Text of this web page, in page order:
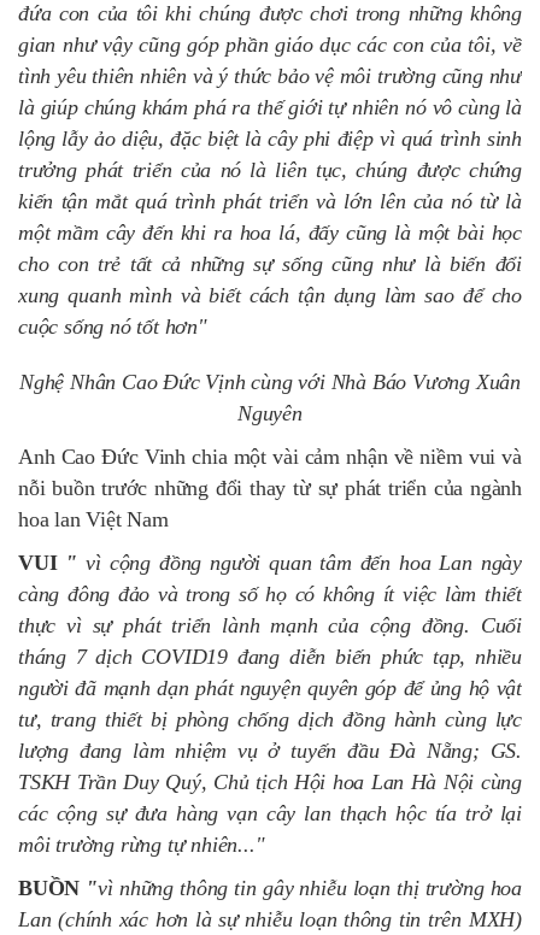
đứa con của tôi khi chúng được chơi trong những không
gian như vậy cũng góp phần giáo dục các con của tôi, về
tình yêu thiên nhiên và ý thức bảo vệ môi trường cũng như
là giúp chúng khám phá ra thế giới tự nhiên nó vô cùng là
lộng lẫy ảo diệu, đặc biệt là cây phi điệp vì quá trình sinh
trưởng phát triển của nó là liên tục, chúng được chứng
kiến tận mắt quá trình phát triển và lớn lên của nó từ là
một mầm cây đến khi ra hoa lá, đấy cũng là một bài học
cho con trẻ tất cả những sự sống cũng như là biến đổi
xung quanh mình và biết cách tận dụng làm sao để cho
cuộc sống nó tốt hơn"
Nghệ Nhân Cao Đức Vịnh cùng với Nhà Báo Vương Xuân
Nguyên
Anh Cao Đức Vinh chia một vài cảm nhận về niềm vui và
nỗi buồn trước những đổi thay từ sự phát triển của ngành
hoa lan Việt Nam
VUI " vì cộng đồng người quan tâm đến hoa Lan ngày
càng đông đảo và trong số họ có không ít việc làm thiết
thực vì sự phát triển lành mạnh của cộng đồng. Cuối
tháng 7 dịch COVID19 đang diễn biến phức tạp, nhiều
người đã mạnh dạn phát nguyện quyên góp để ủng hộ vật
tư, trang thiết bị phòng chống dịch đồng hành cùng lực
lượng đang làm nhiệm vụ ở tuyến đầu Đà Nẵng; GS.
TSKH Trần Duy Quý, Chủ tịch Hội hoa Lan Hà Nội cùng
các cộng sự đưa hàng vạn cây lan thạch hộc tía trở lại
môi trường rừng tự nhiên..."
BUỒN "vì những thông tin gây nhiễu loạn thị trường hoa
Lan (chính xác hơn là sự nhiễu loạn thông tin trên MXH)